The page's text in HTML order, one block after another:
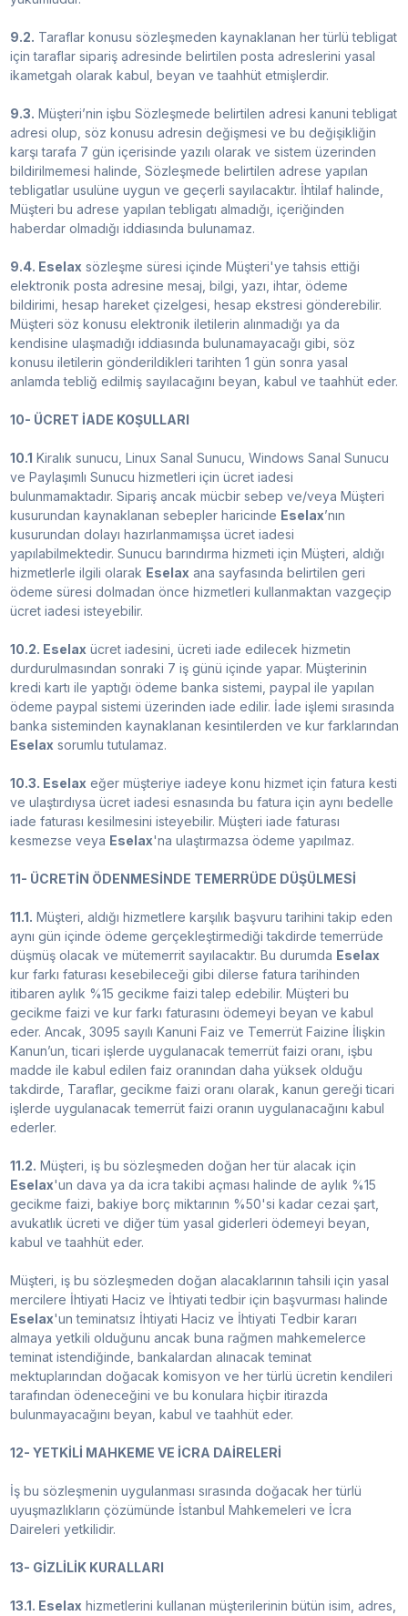
9.2. Taraflar konusu sözleşmeden kaynaklanan her türlü tebligat
için taraflar sipariş adresinde belirtilen posta adreslerini yasal
ikametgah olarak kabul, beyan ve taahhüt etmişlerdir.
9.3. Müşteri’nin işbu Sözleşmede belirtilen adresi kanuni tebligat
adresi olup, söz konusu adresin değişmesi ve bu değişikliğin
karşı tarafa 7 gün içerisinde yazılı olarak ve sistem üzerinden
bildirilmemesi halinde, Sözleşmede belirtilen adrese yapılan
tebligatlar usulüne uygun ve geçerli sayılacaktır. İhtilaf halinde,
Müşteri bu adrese yapılan tebligatı almadığı, içeriğinden
haberdar olmadığı iddiasında bulunamaz.
9.4. Eselax sözleşme süresi içinde Müşteri'ye tahsis ettiği
elektronik posta adresine mesaj, bilgi, yazı, ihtar, ödeme
bildirimi, hesap hareket çizelgesi, hesap ekstresi gönderebilir.
Müşteri söz konusu elektronik iletilerin alınmadığı ya da
kendisine ulaşmadığı iddiasında bulunamayacağı gibi, söz
konusu iletilerin gönderildikleri tarihten 1 gün sonra yasal
anlamda tebliğ edilmiş sayılacağını beyan, kabul ve taahhüt eder.
10- ÜCRET İADE KOŞULLARI
10.1 Kiralık sunucu, Linux Sanal Sunucu, Windows Sanal Sunucu
ve Paylaşımlı Sunucu hizmetleri için ücret iadesi
bulunmamaktadır. Sipariş ancak mücbir sebep ve/veya Müşteri
kusurundan kaynaklanan sebepler haricinde Eselax’nın
kusurundan dolayı hazırlanmamışsa ücret iadesi
yapılabilmektedir. Sunucu barındırma hizmeti için Müşteri, aldığı
hizmetlerle ilgili olarak Eselax ana sayfasında belirtilen geri
ödeme süresi dolmadan önce hizmetleri kullanmaktan vazgeçip
ücret iadesi isteyebilir.
10.2. Eselax ücret iadesini, ücreti iade edilecek hizmetin
durdurulmasından sonraki 7 iş günü içinde yapar. Müşterinin
kredi kartı ile yaptığı ödeme banka sistemi, paypal ile yapılan
ödeme paypal sistemi üzerinden iade edilir. İade işlemi sırasında
banka sisteminden kaynaklanan kesintilerden ve kur farklarından
Eselax sorumlu tutulamaz.
10.3. Eselax eğer müşteriye iadeye konu hizmet için fatura kesti
ve ulaştırdıysa ücret iadesi esnasında bu fatura için aynı bedelle
iade faturası kesilmesini isteyebilir. Müşteri iade faturası
kesmezse veya Eselax'na ulaştırmazsa ödeme yapılmaz.
11- ÜCRETİN ÖDENMESİNDE TEMERRÜDE DÜŞÜLMESİ
11.1. Müşteri, aldığı hizmetlere karşılık başvuru tarihini takip eden
aynı gün içinde ödeme gerçekleştirmediği takdirde temerrüde
düşmüş olacak ve mütemerrit sayılacaktır. Bu durumda Eselax
kur farkı faturası kesebileceği gibi dilerse fatura tarihinden
itibaren aylık %15 gecikme faizi talep edebilir. Müşteri bu
gecikme faizi ve kur farkı faturasını ödemeyi beyan ve kabul
eder. Ancak, 3095 sayılı Kanuni Faiz ve Temerrüt Faizine İlişkin
Kanun’un, ticari işlerde uygulanacak temerrüt faizi oranı, işbu
madde ile kabul edilen faiz oranından daha yüksek olduğu
takdirde, Taraflar, gecikme faizi oranı olarak, kanun gereği ticari
işlerde uygulanacak temerrüt faizi oranın uygulanacağını kabul
ederler.
11.2. Müşteri, iş bu sözleşmeden doğan her tür alacak için
Eselax'un dava ya da icra takibi açması halinde de aylık %15
gecikme faizi, bakiye borç miktarının %50'si kadar cezai şart,
avukatlık ücreti ve diğer tüm yasal giderleri ödemeyi beyan,
kabul ve taahhüt eder.
Müşteri, iş bu sözleşmeden doğan alacaklarının tahsili için yasal
mercilere İhtiyati Haciz ve İhtiyati tedbir için başvurması halinde
Eselax'un teminatsız İhtiyati Haciz ve İhtiyati Tedbir kararı
almaya yetkili olduğunu ancak buna rağmen mahkemelerce
teminat istendiğinde, bankalardan alınacak teminat
mektuplarından doğacak komisyon ve her türlü ücretin kendileri
tarafından ödeneceğini ve bu konulara hiçbir itirazda
bulunmayacağını beyan, kabul ve taahhüt eder.
12- YETKİLİ MAHKEME VE İCRA DAİRELERİ
İş bu sözleşmenin uygulanması sırasında doğacak her türlü
uyuşmazlıkların çözümünde İstanbul Mahkemeleri ve İcra
Daireleri yetkilidir.
13- GİZLİLİK KURALLARI
13.1. Eselax hizmetlerini kullanan müşterilerinin bütün isim, adres,